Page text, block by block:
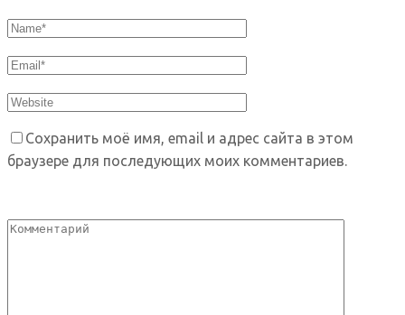
Сохранить моё имя, email и адрес сайта в этом
браузере для последующих моих комментариев.